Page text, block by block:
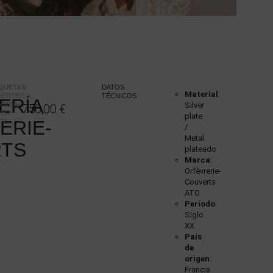
, 750,00 €
DATOS
TÉCNICOS
Material :
Silver
plate
/
Metal
plateado
Marca:
Orfèvrerie-
Couverts
ATO
Período:
Siglo
XX
País
de
origen:
Francia